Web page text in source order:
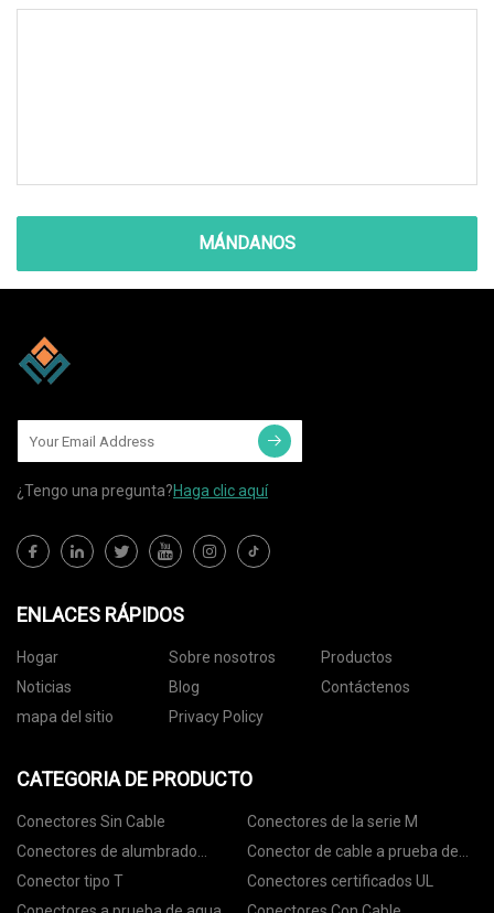
MÁNDANOS
¿Tengo una pregunta?Haga clic aquí
ENLACES RÁPIDOS
Hogar Sobre nosotros
Productos
Noticias
Blog
Contáctenos
mapa del sitio
Privacy Policy
CATEGORIA DE PRODUCTO
Conectores Sin Cable
Conectores de la serie M
Conectores de alumbrado
público
Conector de cable a prueba de
agua
Conector tipo T
Conectores certificados UL